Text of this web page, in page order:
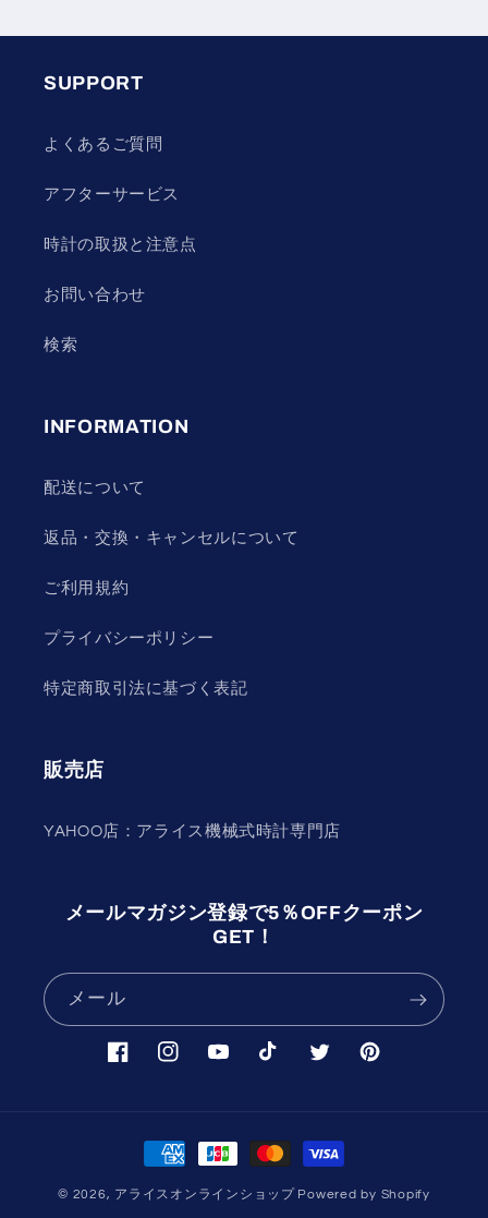
SUPPORT
よくあるご質問
アフターサービス
時計の取扱と注意点
お問い合わせ
検索
INFORMATION
配送について
返品・交換・キャンセルについて
ご利用規約
プライバシーポリシー
特定商取引法に基づく表記
販売店
YAHOO店：アライス機械式時計専門店
メールマガジン登録で5％OFFクーポン
GET！
メール
FacebookInstagramYouTubeTikTok Twitter Pinterest
決
済
方
© 2026, アライスオンラインショップ Powered by Shopify